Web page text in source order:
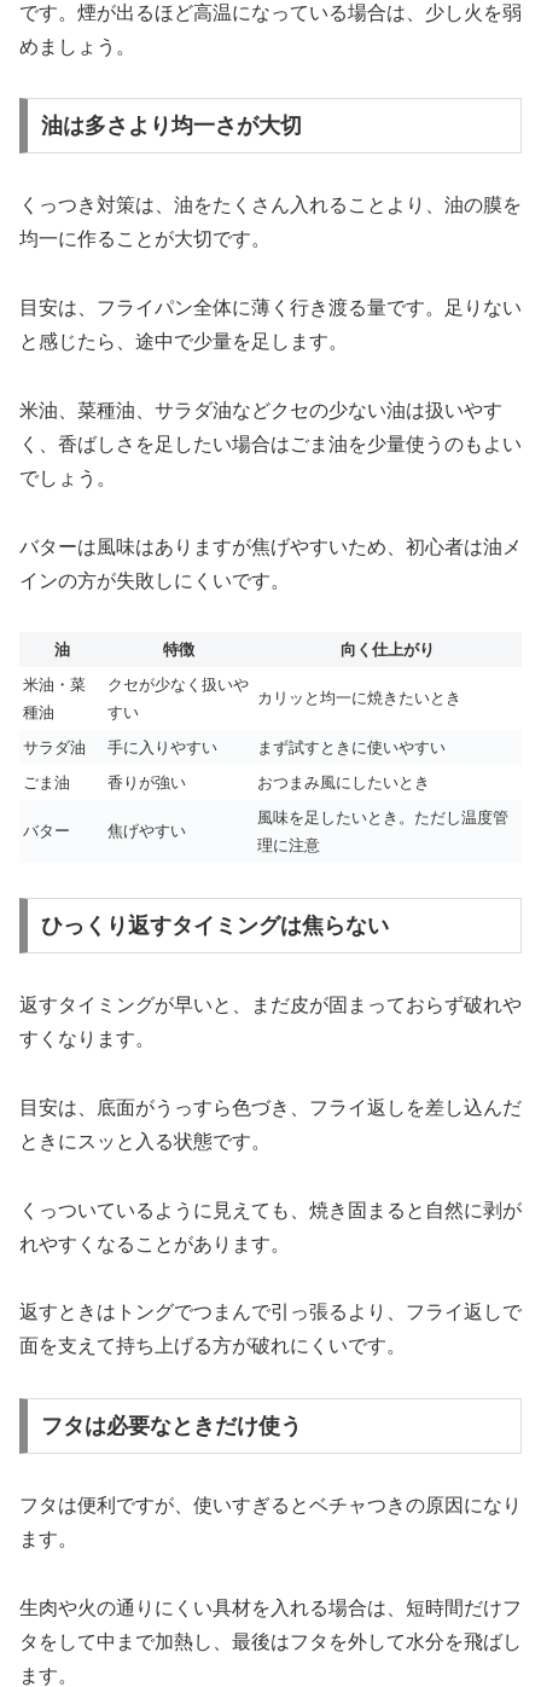
です。煙が出るほど高温になっている場合は、少し火を弱
めましょう。
油は多さより均一さが大切
くっつき対策は、油をたくさん入れることより、油の膜を
均一に作ることが大切です。
目安は、フライパン全体に薄く行き渡る量です。足りない
と感じたら、途中で少量を足します。
米油、菜種油、サラダ油などクセの少ない油は扱いやす
く、香ばしさを足したい場合はごま油を少量使うのもよい
でしょう。
バターは風味はありますが焦げやすいため、初心者は油メ
インの方が失敗しにくいです。
油 特徴
向く仕上がり
米油・菜
種油
クセが少なく扱いや
すい
カリッと均一に焼きたいとき
サラダ油 手に入りやすい
まず試すときに使いやすい
ごま油
香りが強い おつまみ風にしたいとき
バター 焦げやすい
風味を足したいとき。ただし温度管
理に注意
ひっくり返すタイミングは焦らない
返すタイミングが早いと、まだ皮が固まっておらず破れや
すくなります。
目安は、底面がうっすら色づき、フライ返しを差し込んだ
ときにスッと入る状態です。
くっついているように見えても、焼き固まると自然に剥が
れやすくなることがあります。
返すときはトングでつまんで引っ張るより、フライ返しで
面を支えて持ち上げる方が破れにくいです。
フタは必要なときだけ使う
フタは便利ですが、使いすぎるとベチャつきの原因になり
ます。
生肉や火の通りにくい具材を入れる場合は、短時間だけフ
タをして中まで加熱し、最後はフタを外して水分を飛ばし
ます。